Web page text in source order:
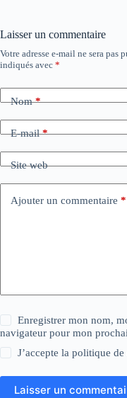
Laisser un commentaire
Votre adresse e-mail ne sera pas
indiqués avec *
Nom*
E-mail*
Site web
Ajouter un commentaire *
Enregistrer mon nom,
navigateur pour mon
J’accepte lapolitique
Laisser un